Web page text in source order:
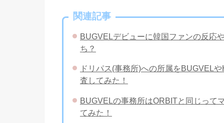
関連記事
BUGVELデビューに韓国ファンの反応
ち？
ドリパス(事務所)への所属をBUGVEL
査してみた！
BUGVELの事務所はORBITと同じって
てみた！